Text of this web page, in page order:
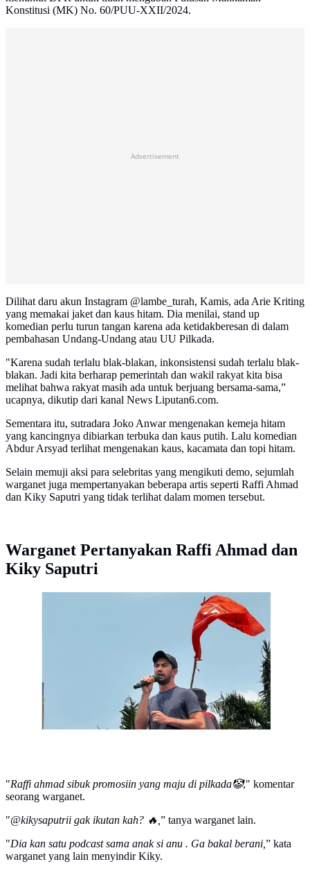
Konstitusi (MK) No. 60/PUU-XXII/2024.
Advertisement
Dilihat daru akun Instagram @lambe_turah, Kamis, ada Arie Kriting
yang memakai jaket dan kaus hitam. Dia menilai, stand up
komedian perlu turun tangan karena ada ketidakberesan di dalam
pembahasan Undang-Undang atau UU Pilkada.
"Karena sudah terlalu blak-blakan, inkonsistensi sudah terlalu blak-
blakan. Jadi kita berharap pemerintah dan wakil rakyat kita bisa
melihat bahwa rakyat masih ada untuk berjuang bersama-sama,”
ucapnya, dikutip dari kanal News Liputan6.com.
Sementara itu, sutradara Joko Anwar mengenakan kemeja hitam
yang kancingnya dibiarkan terbuka dan kaus putih. Lalu komedian
Abdur Arsyad terlihat mengenakan kaus, kacamata dan topi hitam.
Selain memuji aksi para selebritas yang mengikuti demo, sejumlah
warganet juga mempertanyakan beberapa artis seperti Raffi Ahmad
dan Kiky Saputri yang tidak terlihat dalam momen tersebut.
Warganet Pertanyakan Raffi Ahmad dan
Kiky Saputri
Kawal Putusan MK, puluhan artis ikut demo tolak
RUU Pilkada di depan gedung DPR RI. (sumber:
"Raffi ahmad sibuk promosiin yang maju di pilkada🤡," komentar
seorang warganet.
"@kikysaputrii gak ikutan kah? 🔥, ” tanya warganet lain.
"Dia kan satu podcast sama anak si anu . Ga bakal berani, ” kata
warganet yang lain menyindir Kiky.